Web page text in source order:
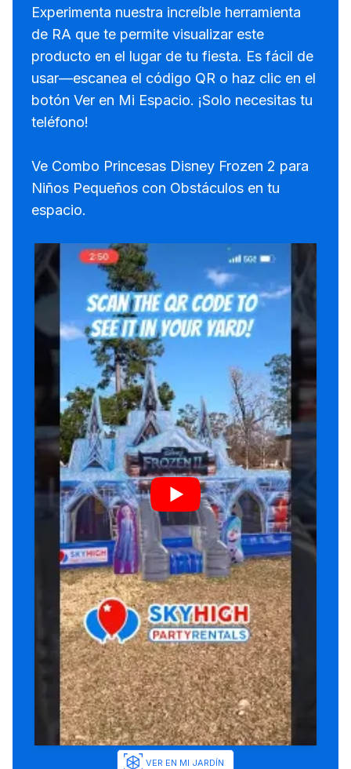
Experimenta nuestra increíble herramienta
de RA que te permite visualizar este
producto en el lugar de tu fiesta. Es fácil de
usar—escanea el código QR o haz clic en el
botón Ver en Mi Espacio. ¡Solo necesitas tu
teléfono!
Ve Combo Princesas Disney Frozen 2 para
Niños Pequeños con Obstáculos en tu
espacio.
VER EN MI JARDÍN